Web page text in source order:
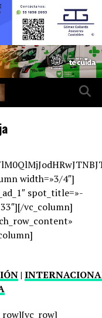
width=»3/4″]
spot_title=»-
vc_column]
|